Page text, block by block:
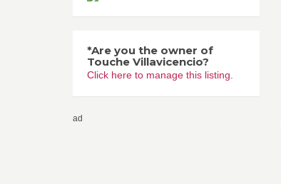
*Are you the owner of
Touche Villavicencio?
Click here to manage this listing.
ad